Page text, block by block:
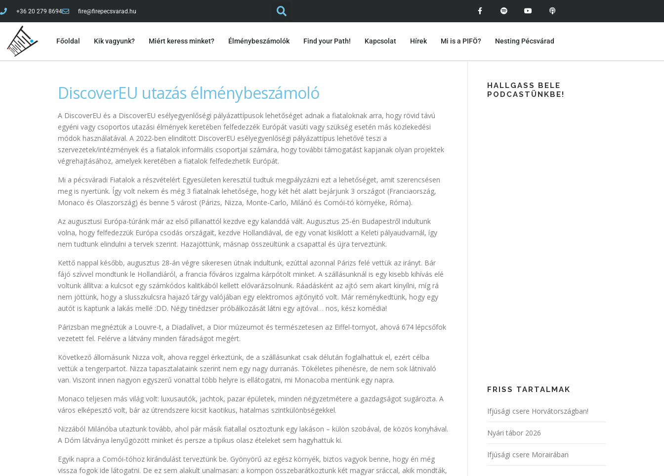
+36 20 279 8694 fire@firepecsvarad.hu
Főoldal Kik vagyunk? Miért keress minket? Élménybeszámolók Find your Path! Kapcsolat Hírek Mi is a PIFÖ? Nesting Pécsvárad
DiscoverEU utazás élménybeszámoló
A DiscoverEU és a DiscoverEU esélyegyenlőségi pályázattípusok lehetőséget adnak a fiataloknak arra, hogy rövid távú
egyéni vagy csoportos utazási élmények keretében felfedezzék Európát vasúti vagy szükség esetén más közlekedési
módok használatával. A 2022-ben elindított DiscoverEU esélyegyenlőségi pályázattípus lehetővé teszi a
szervezetek/intézmények és a fiatalok informális csoportjai számára, hogy további támogatást kapjanak olyan projektek
végrehajtásához, amelyek keretében a fiatalok felfedezhetik Európát.
Mi a pécsváradi Fiatalok a részvételért Egyesületen keresztül tudtuk megpályzázni ezt a lehetőséget, amit szerencsésen
meg is nyertünk. Így volt nekem és még 3 fiatalnak lehetősége, hogy két hét alatt bejárjunk 3 országot (Franciaország,
Monaco és Olaszország) és benne 5 várost (Párizs, Nizza, Monte-Carlo, Milánó és Comói-tó környéke, Róma).
Az augusztusi Európa-túránk már az első pillanattól kezdve egy kalanddá vált. Augusztus 25-én Budapestről indultunk
volna, hogy felfedezzük Európa csodás országait, kezdve Hollandiával, de egy vonat kisiklott a Keleti pályaudvarnál, így
nem tudtunk elindulni a tervek szerint. Hazajöttünk, másnap összeültünk a csapattal és újra terveztünk.
Kettő nappal később, augusztus 28-án végre sikeresen útnak indultunk, ezúttal azonnal Párizs felé vettük az irányt. Bár
fájó szívvel mondtunk le Hollandiáról, a francia főváros izgalma kárpótolt minket. A szállásunknál is egy kisebb kihívás elé
voltunk állítva: a kulcsot egy számkódos kalitkából kellett elővarázsolnunk. Ráadásként az ajtó sem akart kinyílni, míg rá
nem jöttünk, hogy a slusszkulcsra hajazó tárgy valójában egy elektromos ajtónyitó volt. Már reménykedtünk, hogy egy
autót is kaptunk a lakás mellé :DD. Négy tinédzser próbálkozását látni egy ajtóval… nos, kész komédia!
Párizsban megnéztük a Louvre-t, a Diadalívet, a Dior múzeumot és természetesen az Eiffel-tornyot, ahová 674 lépcsőfok
vezetett fel. Felérve a látvány minden fáradságot megért.
Következő állomásunk Nizza volt, ahova reggel érkeztünk, de a szállásunkat csak délután foglalhattuk el, ezért célba
vettük a tengerpartot. Nizza tapasztalataink szerint nem egy nagy durranás. Tökéletes pihenésre, de nem sok látnivaló
van. Viszont innen nagyon egyszerű vonattal több helyre is ellátogatni, mi Monacoba mentünk egy napra.
Monaco teljesen más világ volt: luxusautók, jachtok, pazar épületek, minden négyzetmétere a gazdagságot sugározta. A
város elképesztő volt, bár az útrendszere kicsit kaotikus, hatalmas szintkülönbségekkel.
Nizzából Milánóba utaztunk tovább, ahol pár másik fiatallal osztoztunk egy lakáson – külön szobával, de közös konyhával.
A Dóm látványa lenyűgözött minket és persze a tipikus olasz ételeket sem hagyhattuk ki.
Egyik napra a Comói-tóhoz kirándulást terveztünk be. Gyönyörű az egész környék, biztos vagyok benne, hogy én még
vissza fogok ide látogatni. De ez sem alakult unalmasan: a kompon összebarátkoztunk két magyar sráccal, akik mondták,
HALLGASS BELE
PODCASTÜNKBE!
FRISS TARTALMAK
Ifjúsági csere Horvátországban!
Nyári tábor 2026
Ifjúsági csere Morairában